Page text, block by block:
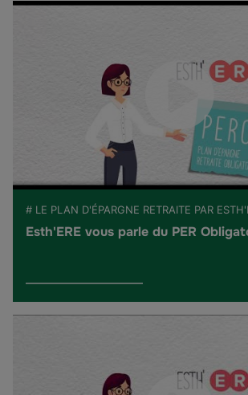
# LE PLAN D'ÉPARGNE RETRAITE PAR
Esth'ERE vous parle du PER